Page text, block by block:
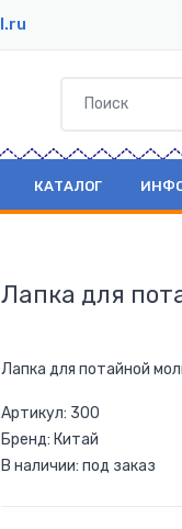
КАТАЛОГ
Лапка для
Лапка для потайной
Артикул: 300
Бренд: Китай
В наличии: под заказ